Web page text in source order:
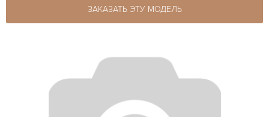
ЗАКАЗАТЬ ЭТУ МОДЕЛЬ